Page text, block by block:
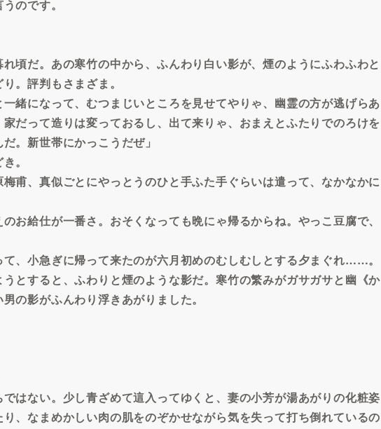
のです。
頃だ。あの寒竹の中から、ふんわり白い影が、煙のようにふわふわと
。評判もさまざま。
一緒になって、むつまじいところを見せてやりゃ、幽霊の方が逃げらあ
だって造りは変っておるし、出て来りゃ、おまえとふたりでのろけを
。新世帯にかっこうだぜ」
。
甫、真似ごとにやっとうのひと手ふた手ぐらいは遣って、なかなかに
お給仕が一番さ。おそくなっても晩にゃ帰るからね。やっこ豆腐で、
、小急ぎに帰って来たのが六月初めのむしむしとする夕まぐれ……。
とすると、ふわりと煙のような影だ。寒竹の繁みがガサガサと幽《か
の影がふんわり浮きあがりました。
はない。少し青ざめて這入ってゆくと、妻の小芳が湯あがりの化粧姿
、なまめかしい肉の肌をのぞかせながら気を失って打ち倒れているの